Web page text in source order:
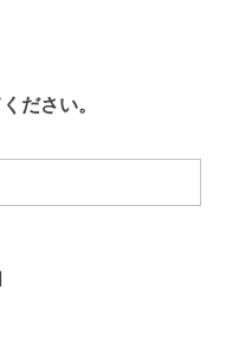
ださい。